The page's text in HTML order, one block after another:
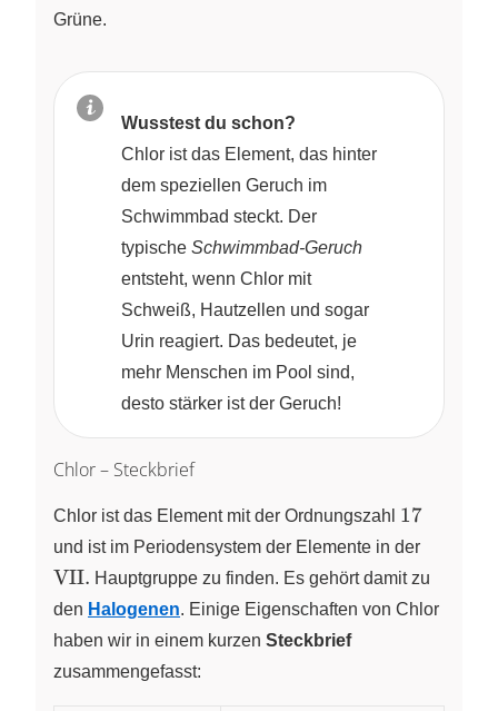
Grüne.
Wusstest du schon?
Chlor ist das Element, das hinter
dem speziellen Geruch im
Schwimmbad steckt. Der
typische Schwimmbad-Geruch
entsteht, wenn Chlor mit
Schweiß, Hautzellen und sogar
Urin reagiert. Das bedeutet, je
mehr Menschen im Pool sind,
desto stärker ist der Geruch!
Chlor – Steckbrief
Chlor ist das Element mit der Ordnungszahl 17
17
und ist im Periodensystem der Elemente in der
\text{VII.}
VII. Hauptgruppe zu finden. Es gehört damit zu
den Halogenen. Einige Eigenschaften von Chlor
haben wir in einem kurzen Steckbrief
zusammengefasst: